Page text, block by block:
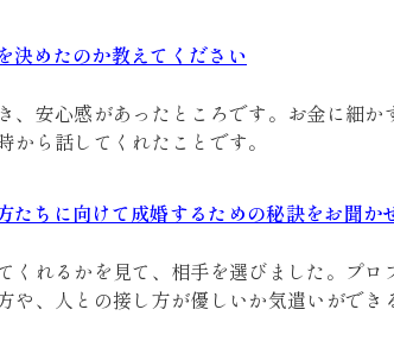
決めたのか教えてください
、安心感があったところです。お金に細か
ら話してくれたことです。
たちに向けて成婚するための秘訣をお聞か
くれるかを見て、相手を選びました。プロ
や、人との接し方が優しいか気遣いができ